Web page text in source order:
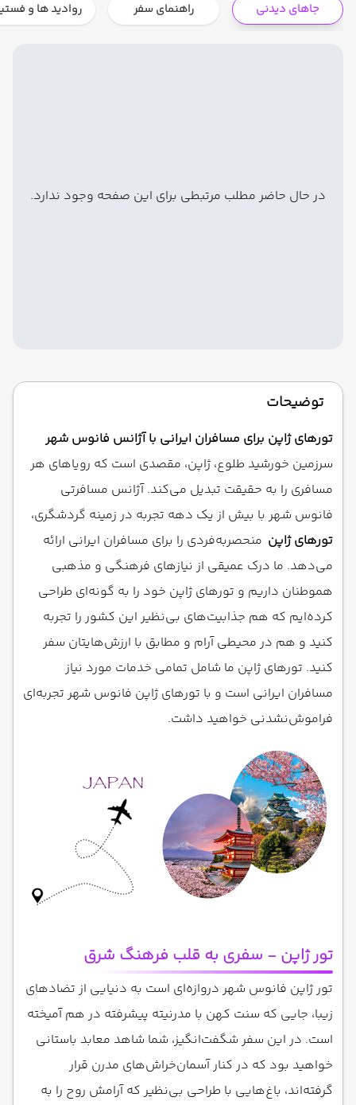
جاهای دیدنی راهنمای سفر روادید ها و
در حال حاضر مطلب مرتبطی برای این صفحه وجود ندارد.
توضیحات
تورهای ژاپن برای مسافران ایرانی با آژانس فانوس شهر
سرزمین خورشید طلوع، ژاپن، مقصدی است که رویاهای هر
مسافری را به حقیقت تبدیل می‌کند. آژانس مسافرتی
فانوس شهر با بیش از یک دهه تجربه در زمینه گردشگری،
تورهای ژاپن منحصربه‌فردی را برای مسافران ایرانی ارائه
می‌دهد. ما درک عمیقی از نیازهای فرهنگی و مذهبی
هموطنان داریم و تورهای ژاپن خود را به گونه‌ای طراحی
کرده‌ایم که هم جذابیت‌های بی‌نظیر این کشور را تجربه
کنید و هم در محیطی آرام و مطابق با ارزش‌هایتان سفر
کنید. تورهای ژاپن ما شامل تمامی خدمات مورد نیاز
مسافران ایرانی است و با تورهای ژاپن فانوس شهر تجربه‌ای
فراموش‌نشدنی خواهید داشت.
تور ژاپن - سفری به قلب فرهنگ شرق
تور ژاپن فانوس شهر دروازه‌ای است به دنیایی از تضادهای
زیبا، جایی که سنت کهن با مدرنیته پیشرفته در هم آمیخته
است. در این سفر شگفت‌انگیز، شما شاهد معابد باستانی
خواهید بود که در کنار آسمان‌خراش‌های مدرن قرار
گرفته‌اند، باغ‌هایی با طراحی بی‌نظیر که آرامش روح را به